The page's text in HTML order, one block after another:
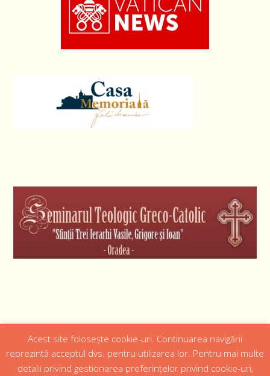
Designed byWeb Design 4Us Consulting |
Acest site folosește cookie-uri. Continuarea navigării
reprezintă acceptul dvs. pentru utilizarea lor. Pentru mai multe
detalii privind gestionarea preferințelor privind cookie-uri,